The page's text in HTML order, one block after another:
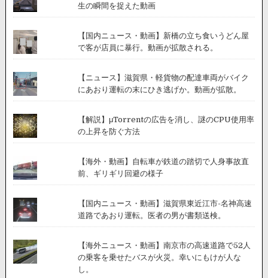
生の瞬間を捉えた動画
【国内ニュース・動画】新橋の立ち食いうどん屋
で客が店員に暴行。動画が拡散される。
【ニュース】滋賀県・軽貨物の配達車両がバイク
にあおり運転の末にひき逃げか。動画が拡散。
【解説】μTorrentの広告を消し、謎のCPU使用率
の上昇を防ぐ方法
【海外・動画】自転車が鉄道の踏切で人身事故直
前、ギリギリ回避の様子
【国内ニュース・動画】滋賀県東近江市-名神高速
道路であおり運転。医者の男が書類送検。
【海外ニュース・動画】南京市の高速道路で52人
の乗客を乗せたバスが火災。幸いにもけが人な
し。